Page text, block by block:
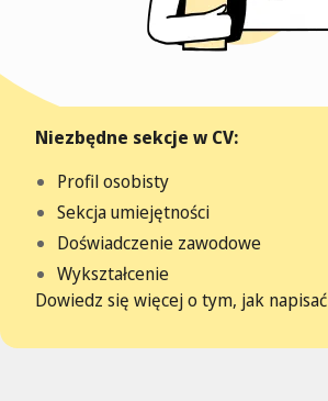
Niezbędne sekcje w CV:
Profil osobisty
Sekcja umiejętności
Doświadczenie zawodowe
Wykształcenie
Dowiedz się więcej o tym, jak napisać